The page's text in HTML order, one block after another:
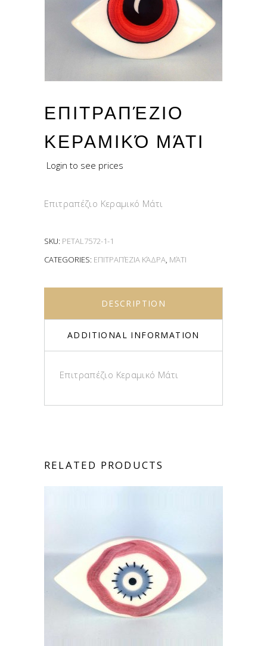
ΕΠΙΤΡΑΠΈΖΙΟ
ΚΕΡΑΜΙΚΌ ΜΆΤΙ
Login to see prices
Επιτραπέζιο Κεραμικό Μάτι
SKU: PETAL7572-1-1
CATEGORIES: ΕΠΙΤΡΑΠΈΖΙΑ ΚΆΔΡΑ, ΜΆΤΙ
DESCRIPTION
ADDITIONAL INFORMATION
Επιτραπέζιο Κεραμικό Μάτι
RELATED PRODUCTS